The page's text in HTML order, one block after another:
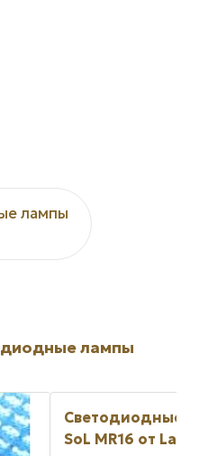
лампы
лампы
Светодиодные
SoL MR16 от